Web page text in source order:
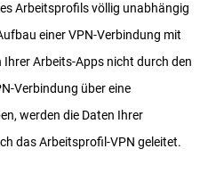
Arbeitsprofils völlig unabhängig
einer VPN-Verbindung mit
Arbeits-Apps nicht durch den
Verbindung über eine
werden die Daten Ihrer
das Arbeitsprofil-VPN geleitet.